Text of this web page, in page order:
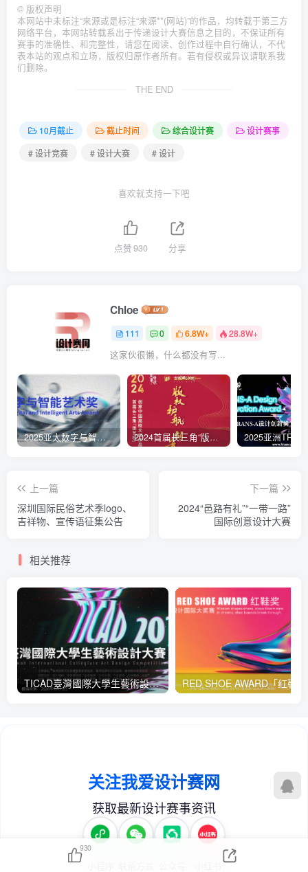
© 版权声明
本网站中未标注“来源或是标注“来源**(网站)”的作品，均转载于第三方
网络平台，本网站转载系出于传递设计大赛信息之目的，不保证所有
赛事的准确性、和完整性，请您在阅读、创作过程中自行确认，不代
表本站的观点和立场，版权归原作者所有。若有侵权或异议请联系我
们删除。
THE END
10月截止 截止时间 综合设计赛
设计赛事
# 设计竞赛
# 设计大赛 # 设计
喜欢就支持一下吧
点赞930 分享
Chloe
111 0 6.8W+ 28.8W+
这家伙很懒，什么都没有写...
2025亚太数字与智能艺术奖 2024首届长三角“版艺杯”创意中国 高校文创作品设计大赛
上一篇
深圳国际民俗艺术季logo、
吉祥物、宣传语征集公告
下一篇
2024“邑路有礼”“一带一路”
国际创意设计大赛
相关推荐
TICAD臺灣國際大學生藝術設計大賽
930